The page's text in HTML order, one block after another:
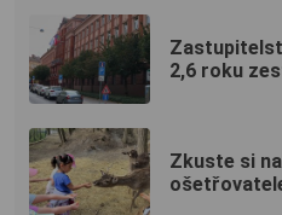
2,6 roku
Zkuste si